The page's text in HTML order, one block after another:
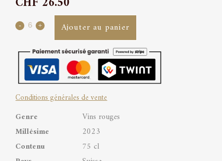
Maienfeld
Noir
Barrique
AOC
Graubünden
quantity
Ajouter au panier
Conditions générales de vente
Genre
Vins rouges
Millésime
2023
Contenu
75 cl